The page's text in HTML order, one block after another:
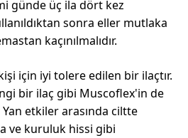
günde üç ila dört kez
sonra eller mutlaka
kaçınılmalıdır.
için iyi tolere edilen bir ilaçtır.
bir ilaç gibi Muscoflex'in de
etkiler arasında ciltte
ve kuruluk hissi gibi